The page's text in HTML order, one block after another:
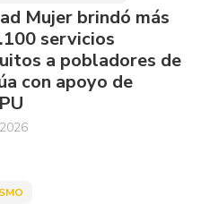
Mujer brindó más
servicios
a pobladores de
con apoyo de